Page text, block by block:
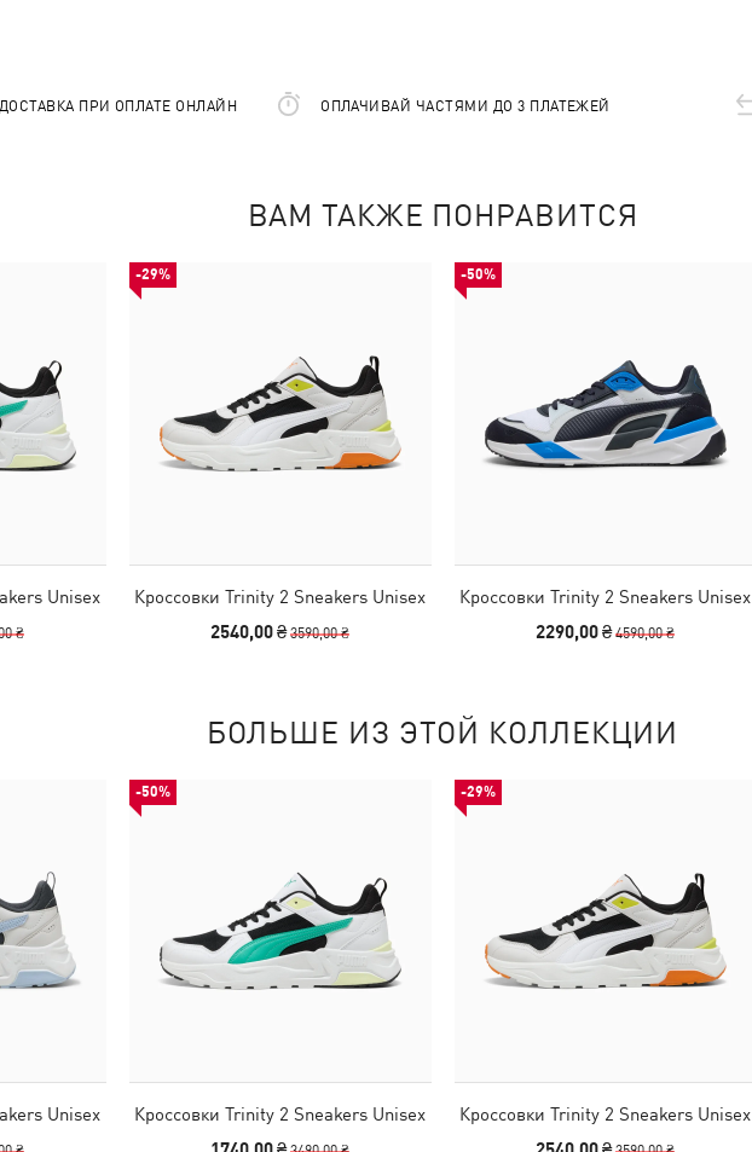
ПРИ ОПЛАТЕ ОНЛАЙН ОПЛАЧИВАЙ ЧАСТЯМИ ДО 3 ПЛАТЕЖЕЙ
ВАМ ТАКЖЕ ПОНРАВИТСЯ
Unisex
₴
-29%
Кроссовки Trinity 2 Sneakers Unisex
2540,00 ₴3590,00 ₴
-50%
Кроссовки Trinity 2 Sneakers Unisex
2290,00 ₴4590,00 ₴
БОЛЬШЕ ИЗ ЭТОЙ КОЛЛЕКЦИИ
Unisex
-50%
Кроссовки Trinity 2 Sneakers Unisex
-29%
Кроссовки Trinity 2 Sneakers Unisex